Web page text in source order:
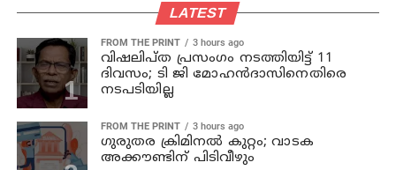
LATEST
FROM THE PRINT 3 hours ago
വിഷലിപ്ത പ്രസംഗം നടത്തിയിട്ട് 11
ദിവസം; ടി ജി മോഹൻദാസിനെതിരെ
നടപടിയില്ല
FROM THE PRINT 3 hours ago
ഗുരുതര ക്രിമിനൽ കുറ്റം; വാടക
അക്കൗണ്ടിന് പിടിവീഴും